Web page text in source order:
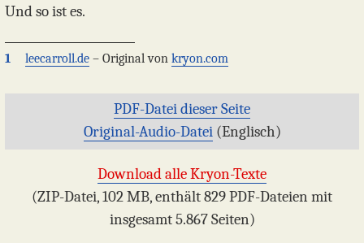
Und so ist es.
1 leecarroll.de – Original von kryon.com
PDF-Datei dieser Seite
Original-Audio-Datei(Englisch)
Download alle Kryon-Texte
(ZIP-Datei, 102 MB, enthält 829 PDF-Dateien mit
insgesamt 5.867 Seiten)